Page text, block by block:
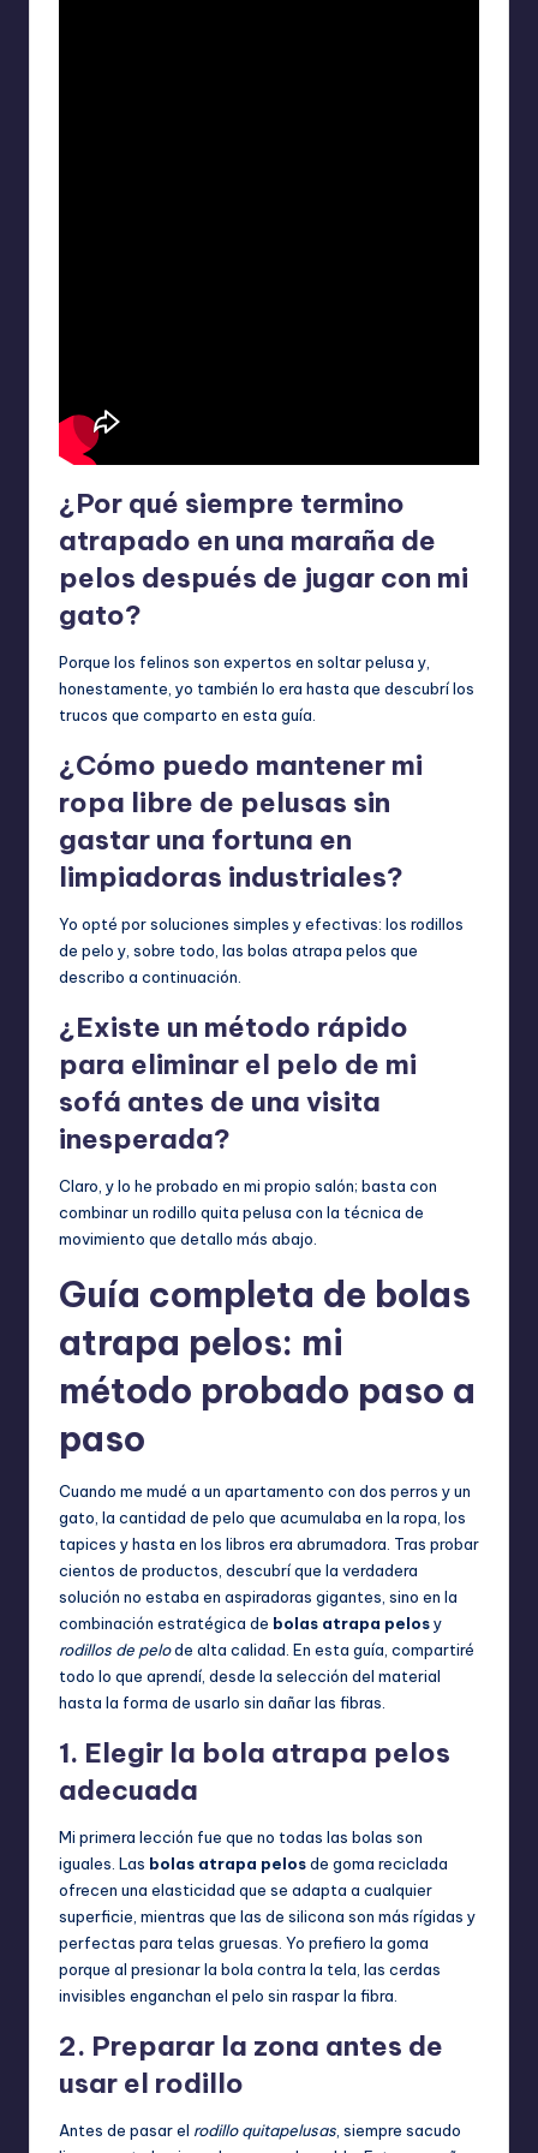
¿Por qué siempre termino
atrapado en una maraña de
pelos después de jugar con mi
gato?
Porque los felinos son expertos en soltar pelusa y,
honestamente, yo también lo era hasta que descubrí los
trucos que comparto en esta guía.
¿Cómo puedo mantener mi
ropa libre de pelusas sin
gastar una fortuna en
limpiadoras industriales?
Yo opté por soluciones simples y efectivas: los rodillos
de pelo y, sobre todo, las bolas atrapa pelos que
describo a continuación.
¿Existe un método rápido
para eliminar el pelo de mi
sofá antes de una visita
inesperada?
Claro, y lo he probado en mi propio salón; basta con
combinar un rodillo quita pelusa con la técnica de
movimiento que detallo más abajo.
Guía completa de bolas
atrapa pelos: mi
método probado paso a
paso
Cuando me mudé a un apartamento con dos perros y un
gato, la cantidad de pelo que acumulaba en la ropa, los
tapices y hasta en los libros era abrumadora. Tras probar
cientos de productos, descubrí que la verdadera
solución no estaba en aspiradoras gigantes, sino en la
combinación estratégica de bolas atrapa pelosy
rodillos de pelode alta calidad. En esta guía, compartiré
todo lo que aprendí, desde la selección del material
hasta la forma de usarlo sin dañar las fibras.
1. Elegir la bola atrapa pelos
adecuada
Mi primera lección fue que no todas las bolas son
iguales. Las bolas atrapa pelosde goma reciclada
ofrecen una elasticidad que se adapta a cualquier
superficie, mientras que las de silicona son más rígidas y
perfectas para telas gruesas. Yo prefiero la goma
porque al presionar la bola contra la tela, las cerdas
invisibles enganchan el pelo sin raspar la fibra.
2. Preparar la zona antes de
usar el rodillo
Antes de pasar el rodillo quitapelusas , siempre sacudo